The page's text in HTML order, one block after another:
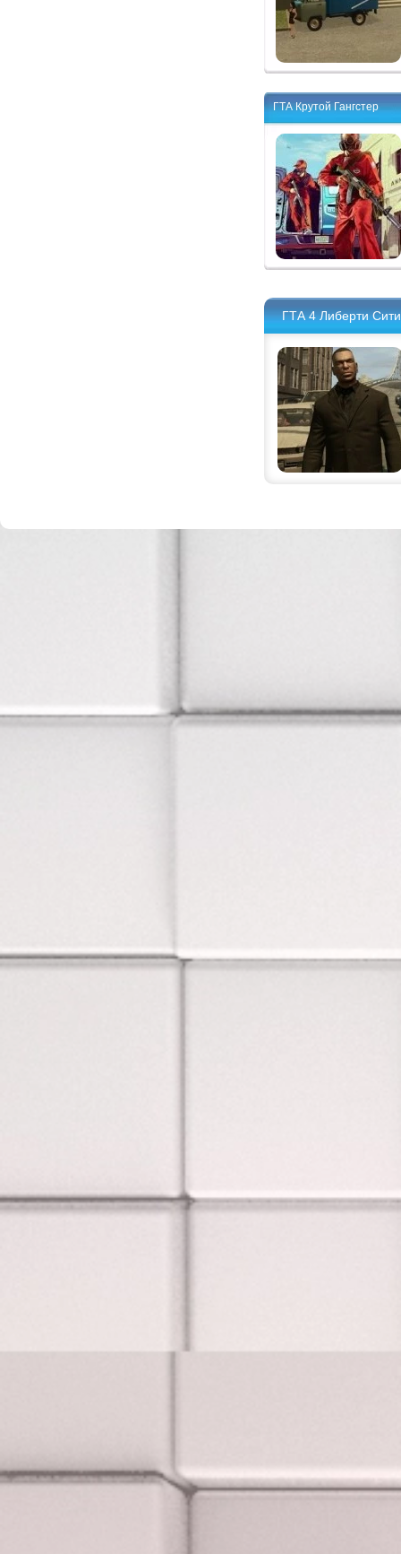
ГТА Крутой Гангстер
ГТА 4 Либерти Сити